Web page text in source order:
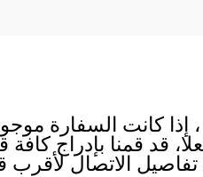
إذا كانت السفارة
قد قمنا بإدراج
تفاصيل الاتصال